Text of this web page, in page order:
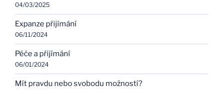
04/03/2025
Expanze přijímání
06/11/2024
Péče a přijímání
06/01/2024
Mít pravdu nebo svobodu možností?